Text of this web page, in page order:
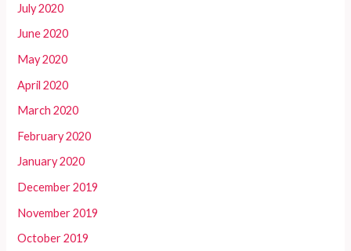
July 2020
June 2020
May 2020
April 2020
March 2020
February 2020
January 2020
December 2019
November 2019
October 2019